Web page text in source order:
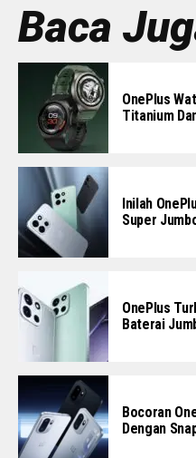
Baca
OnePlus
Titanium
Inilah
Super
OnePlus
Baterai
Bocoran
Dengan